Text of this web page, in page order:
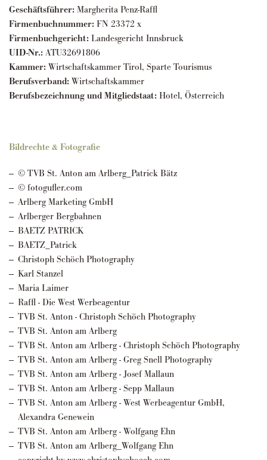
Geschäftsführer:Margherita Penz-Raffl
Firmenbuchnummer:FN 23372 x
Firmenbuchgericht:Landesgericht Innsbruck
UID-Nr.:ATU32691806
Kammer:Wirtschaftskammer Tirol, Sparte Tourismus
Berufsverband:Wirtschaftskammer
Berufsbezeichnung und Mitgliedstaat:Hotel, Österreich
Bildrechte & Fotografie
© TVB St. Anton am Arlberg_Patrick Bätz
© fotogufler.com
Arlberg Marketing GmbH
Arlberger Bergbahnen
BAETZ PATRICK
BAETZ_Patrick
Christoph Schöch Photography
Karl Stanzel
Maria Laimer
Raffl - Die West Werbeagentur
TVB St. Anton - Christoph Schöch Photography
TVB St. Anton am Arlberg
TVB St. Anton am Arlberg - Christoph Schöch Photography
TVB St. Anton am Arlberg - Greg Snell Photography
TVB St. Anton am Arlberg - Josef Mallaun
TVB St. Anton am Arlberg - Sepp Mallaun
TVB St. Anton am Arlberg - West Werbeagentur GmbH,
Alexandra Genewein
TVB St. Anton am Arlberg - Wolfgang Ehn
TVB St. Anton am Arlberg_Wolfgang Ehn